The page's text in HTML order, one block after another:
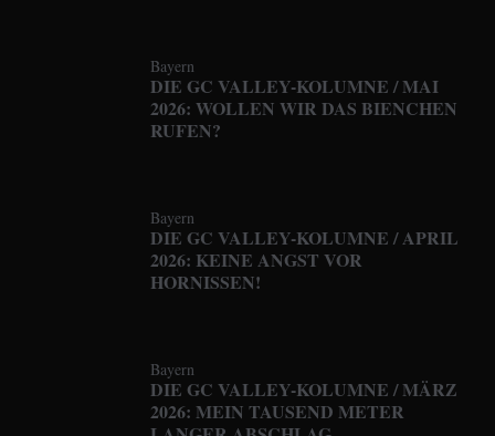
Bayern
DIE GC VALLEY-KOLUMNE / MAI
2026: WOLLEN WIR DAS BIENCHEN
RUFEN?
Bayern
DIE GC VALLEY-KOLUMNE / APRIL
2026: KEINE ANGST VOR
HORNISSEN!
Bayern
DIE GC VALLEY-KOLUMNE / MÄRZ
2026: MEIN TAUSEND METER